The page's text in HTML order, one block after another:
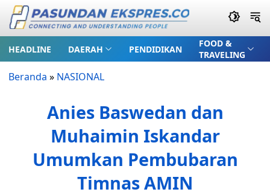
HEADLINE DAERAH PENDIDIKAN
FOOD &
TRAVELING
Beranda » NASIONAL
Anies Baswedan dan
Muhaimin Iskandar
Umumkan Pembubaran
Timnas AMIN